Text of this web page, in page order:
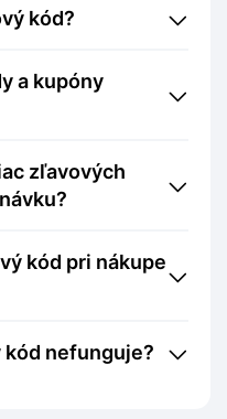
kód?
kód nefunguje?